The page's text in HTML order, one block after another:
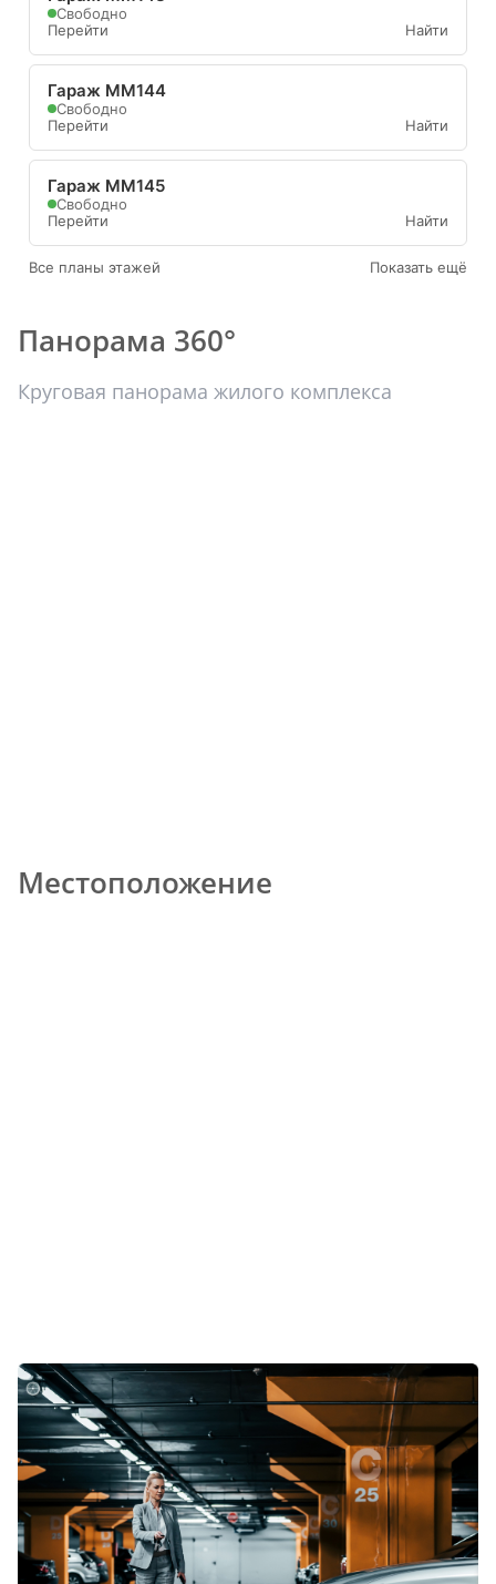
Свободно
Перейти
Найти
Гараж ММ144
Свободно
Перейти
Найти
Гараж ММ145
Свободно
Перейти
Найти
Все планы этажей Показать ещё
Панорама 360°
Круговая панорама жилого комплекса
Местоположение